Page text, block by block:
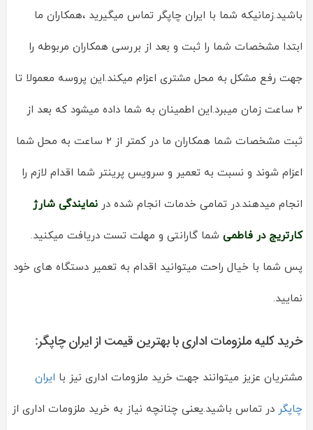
باشید.زمانیکه شما با ایران چاپگر تماس میگیرید ،همکاران ما
ابتدا مشخصات شما را ثبت و بعد از بررسی همکاران مربوطه را
جهت رفع مشکل به محل مشتری اعزام میکند.این پروسه معمولا تا
2 ساعت زمان میبرد.این اطمینان به شما داده میشود که بعد از
ثبت مشخصات شما همکاران ما در کمتر از 2 ساعت به محل شما
اعزام شوند و نسبت به تعمیر و سرویس پرینتر شما اقدام لازم را
انجام میدهند.در تمامی خدمات انجام شده در نمایندگی شارژ
کارتریج در فاطمی شما گارانتی و مهلت تست دریافت میکنید.
پس شما با خیال راحت میتوانید اقدام به تعمیر دستگاه های خود
نمایید.
خرید کلیه ملزومات اداری با بهترین قیمت از ایران چاپگر:
مشتریان عزیز میتوانند جهت خرید ملزومات اداری نیز با ایران
چاپگر در تماس باشید.یعنی چنانچه نیاز به خرید ملزومات اداری از